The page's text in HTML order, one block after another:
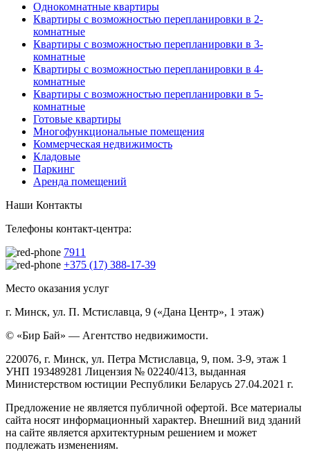
Однокомнатные квартиры
Квартиры с возможностью перепланировки в 2-
комнатные
Квартиры с возможностью перепланировки в 3-
комнатные
Квартиры с возможностью перепланировки в 4-
комнатные
Квартиры с возможностью перепланировки в 5-
комнатные
Готовые квартиры
Многофункциональные помещения
Коммерческая недвижимость
Кладовые
Паркинг
Аренда помещений
Наши Контакты
Телефоны контакт-центра:
7911
+375 (17) 388-17-39
Место оказания услуг
г. Минск, ул. П. Мстиславца, 9 («Дана Центр», 1 этаж)
© «Бир Бай» — Агентство недвижимости.
220076, г. Минск, ул. Петра Мстиславца, 9, пом. 3-9, этаж 1
УНП 193489281 Лицензия № 02240/413, выданная
Министерством юстиции Республики Беларусь 27.04.2021 г.
Предложение не является публичной офертой. Все материалы
сайта носят информационный характер. Внешний вид зданий
на сайте является архитектурным решением и может
подлежать изменениям.